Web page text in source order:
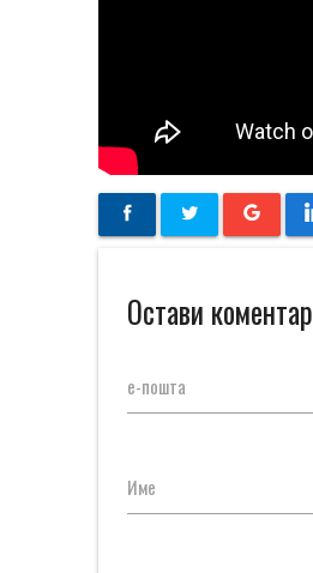
Остави коментар
е-пошта
Име